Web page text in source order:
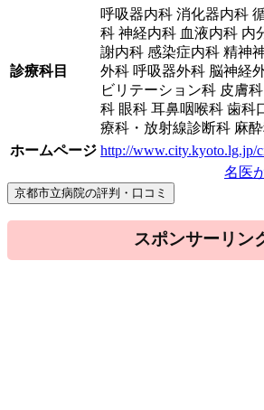
診療科目
呼吸器内科 消化器内科
科 神経内科 血液内科 内
謝内科 感染症内科 精神
外科 呼吸器外科 脳神経
ビリテーション科 皮膚
科 眼科 耳鼻咽喉科 歯科
療科・放射線診断科 麻
ホームページ http://www.city.kyoto.lg.jp/
名医
スポンサーリン